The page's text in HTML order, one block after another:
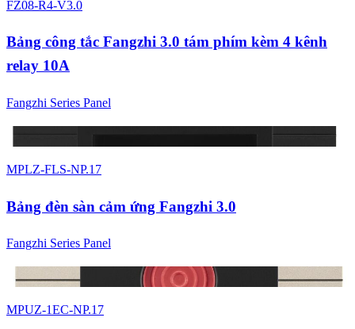
FZ08-R4-V3.0
Bảng công tắc Fangzhi 3.0 tám phím kèm 4 kênh
relay 10A
Fangzhi Series Panel
MPLZ-FLS-NP.17
Bảng đèn sàn cảm ứng Fangzhi 3.0
Fangzhi Series Panel
4 màu
MPUZ-1EC-NP.17